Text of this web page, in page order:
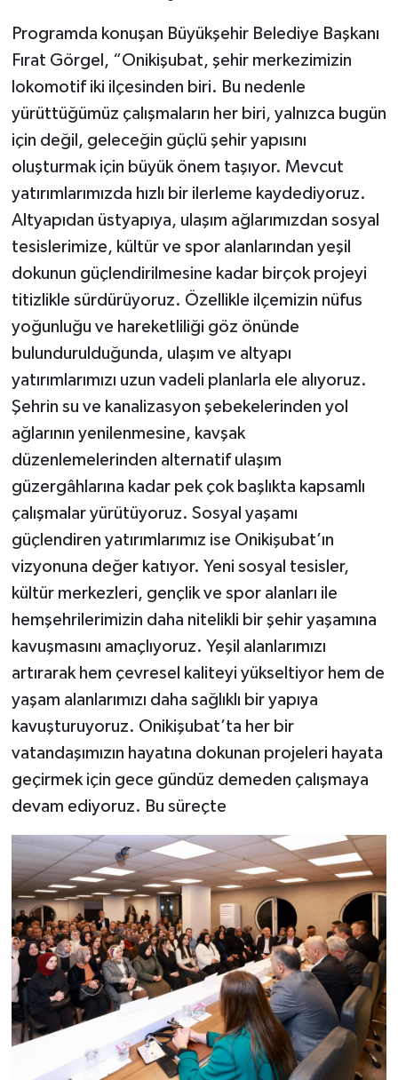
Programda konuşan Büyükşehir Belediye Başkanı
Fırat Görgel, “Onikişubat, şehir merkezimizin
lokomotif iki ilçesinden biri. Bu nedenle
yürüttüğümüz çalışmaların her biri, yalnızca bugün
için değil, geleceğin güçlü şehir yapısını
oluşturmak için büyük önem taşıyor. Mevcut
yatırımlarımızda hızlı bir ilerleme kaydediyoruz.
Altyapıdan üstyapıya, ulaşım ağlarımızdan sosyal
tesislerimize, kültür ve spor alanlarından yeşil
dokunun güçlendirilmesine kadar birçok projeyi
titizlikle sürdürüyoruz. Özellikle ilçemizin nüfus
yoğunluğu ve hareketliliği göz önünde
bulundurulduğunda, ulaşım ve altyapı
yatırımlarımızı uzun vadeli planlarla ele alıyoruz.
Şehrin su ve kanalizasyon şebekelerinden yol
ağlarının yenilenmesine, kavşak
düzenlemelerinden alternatif ulaşım
güzergâhlarına kadar pek çok başlıkta kapsamlı
çalışmalar yürütüyoruz. Sosyal yaşamı
güçlendiren yatırımlarımız ise Onikişubat’ın
vizyonuna değer katıyor. Yeni sosyal tesisler,
kültür merkezleri, gençlik ve spor alanları ile
hemşehrilerimizin daha nitelikli bir şehir yaşamına
kavuşmasını amaçlıyoruz. Yeşil alanlarımızı
artırarak hem çevresel kaliteyi yükseltiyor hem de
yaşam alanlarımızı daha sağlıklı bir yapıya
kavuşturuyoruz. Onikişubat’ta her bir
vatandaşımızın hayatına dokunan projeleri hayata
geçirmek için gece gündüz demeden çalışmaya
devam ediyoruz. Bu süreçte